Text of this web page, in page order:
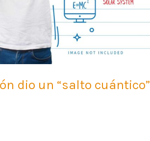
dio un “salto